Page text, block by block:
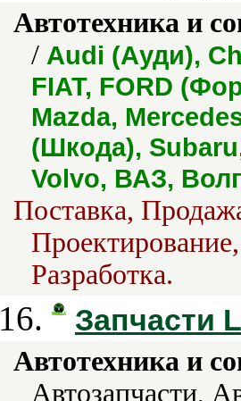
Автотехника и
/ Audi (Ауди),
FIAT, FORD
Mazda,
(Шкода),
Volvo, ВАЗ,
Поставка,
Разработка.
16. Запчасти
Автотехника и
Автозапчасти,